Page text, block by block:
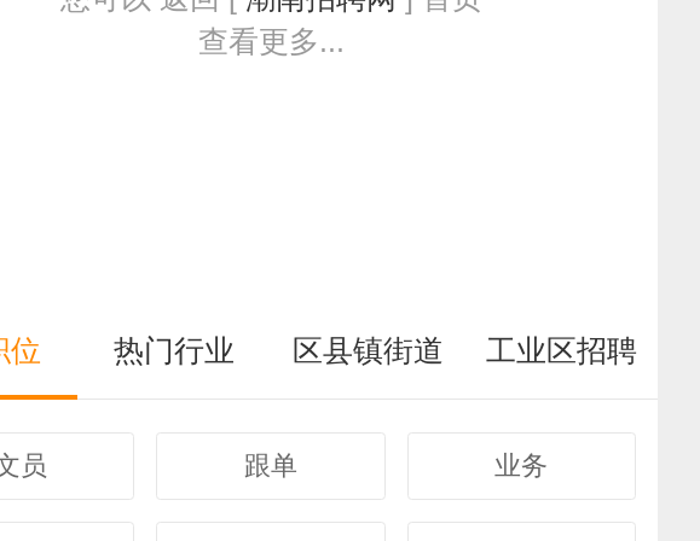
查看更多...
位 热门行业 区县镇街道 工业区招聘
员 跟单 业务